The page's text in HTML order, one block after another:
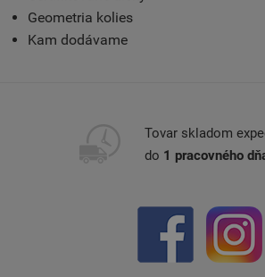
Geometria kolies
Kam dodávame
Tovar skladom
do 1 pracovného